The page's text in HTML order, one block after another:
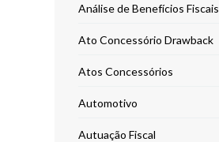
Análise de Benefícios Fiscais
Ato Concessório Drawback
Atos Concessórios
Automotivo
Autuação Fiscal